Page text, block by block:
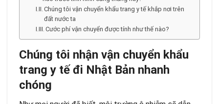
Chúng tôi vận chuyển khẩu trang y tế khắp nơi trên
đất nước ta
Cước phí vận chuyển được tính như thế nào?
Chúng tôi nhận vận chuyển khẩu
trang y tế đi Nhật Bản nhanh
chóng